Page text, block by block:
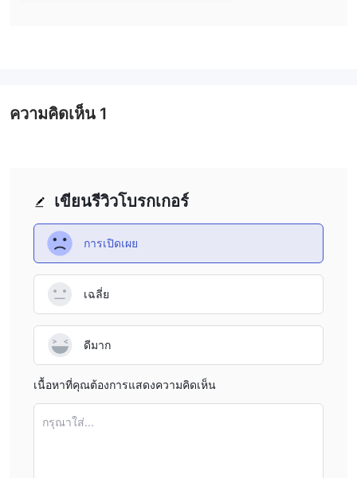
ความถูกต้องของ Universal Trading ถูกสอบถามอีกครั้งเนื่องจากการ
สามารถเข้าถึงได้ เพิ่มความสงสัยในการดำเนินงานของโบรกเกอร์
แนะนำให้บุคคลทั่วไปให้ความสำคัญกับความปลอดภัยของตนเองโดย
เลือกโบรกเกอร์ที่ได้รับการกำหนดกฎเกณฑ์และเชื่อถือได้เท่านั้น
เนื่องจากการมีส่วนร่วมกับหน่วยงานที่ไม่ได้รับการกำหนดกฎเกณฑ์
ผลลัพธ์ที่ไม่เอื้ออำนวย
ข้อดีและข้อเสีย
Universal Trading ให้บริการแผนบัญชีหลากหลายรูปแบบที่เหมาะสม
กับระดับการลงทุนที่แตกต่างกัน ซึ่งอาจเป็นที่น่าสนใจสำหรับผู้ซื้อขาย
ในหลากหลายกลุ่ม เพิ่มเติมด้วยการรวมสกุลเงินดิจิตอลยอดนิยมเช่น
BTC, ETH, XRP และ LTC เป็นสินทรัพย์ที่สามารถซื้อขายได้ เสนอ
โอกาสในการแยกแยะและเผชิญหน้ากับตลาดสกุลเงินดิจิตอลที่กำลัง
เขียนรีวิวโบรกเกอร์
การเปิดเผย
เฉลี่ย
ดีมาก
เนื้อหาที่คุณต้องการแสดงความคิดเห็น
กรุณาใส่...
ความคิดเห็น 1